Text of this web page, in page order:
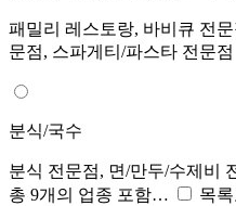
패밀리 레스토랑, 바비큐 전
문점, 스파게티/파스타 전문점
분식/국수
분식 전문점, 면/만두/수제비
총 9개의 업종 포함…
목록